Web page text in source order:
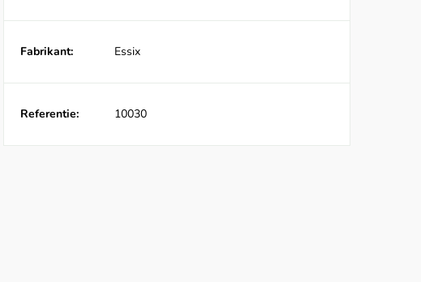
Fabrikant: Essix
Referentie: 10030